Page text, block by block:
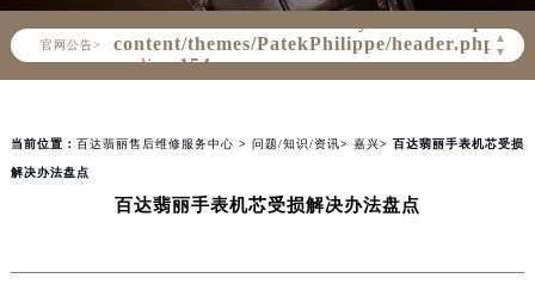
官网公告>
▲
▼
content/themes/PatekPhilippe/header.php
on line154
当前位置： 百达翡丽售后维修服务中心 > 问题/知识/资讯> 嘉兴> 百达翡丽手表机芯受损
解决办法盘点
百达翡丽手表机芯受损解决办法盘点